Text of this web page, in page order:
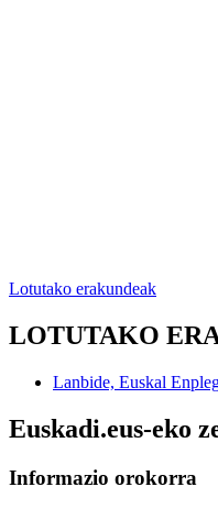
Lotutako erakundeak
LOTUTAKO
Lanbide, Euskal
Euskadi.eus-eko
Informazio orokorra